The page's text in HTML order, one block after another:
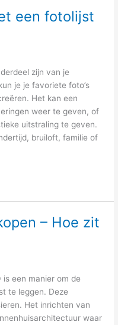
een fotolijst
zijn van je
je je favoriete foto’s
Het kan een
weer te geven, of
uitstraling te geven.
bruiloft, familie of
– Hoe zit
is een manier om de
te leggen. Deze
Het inrichten van
waar